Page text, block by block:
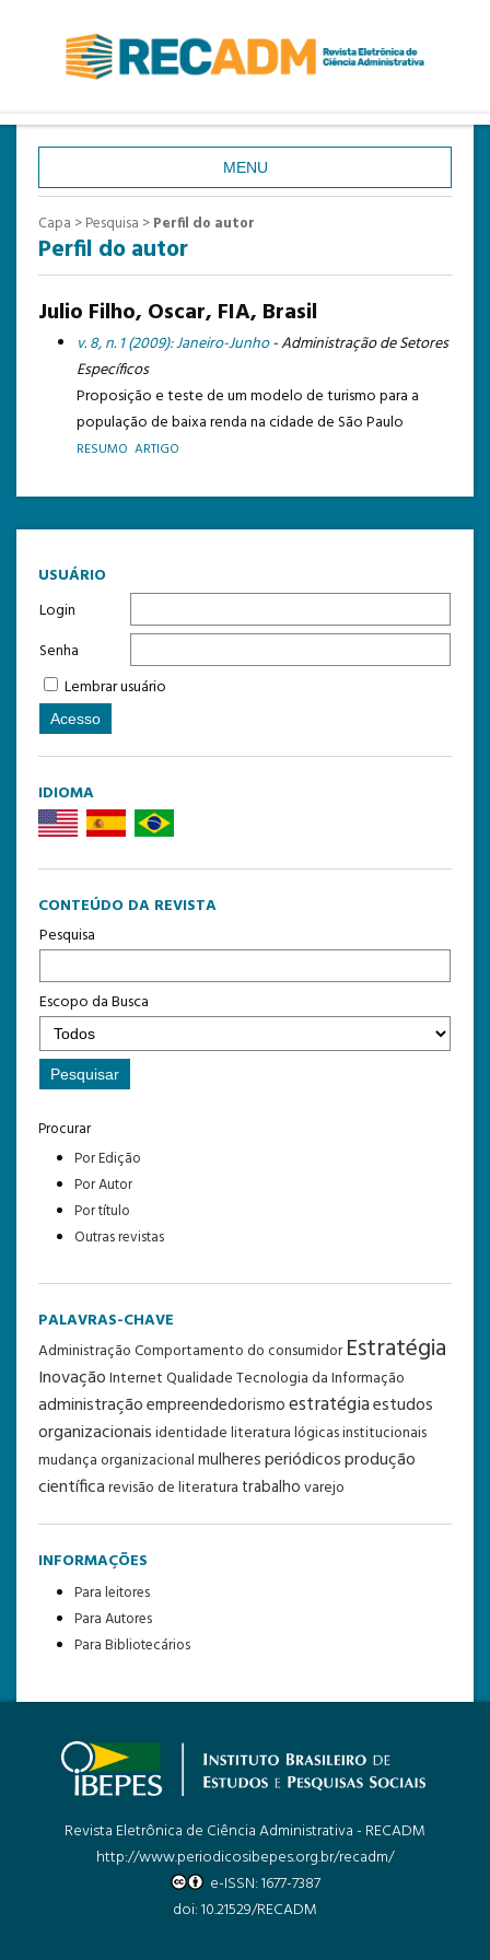
USUÁRIO
Login
Senha
Lembrar usuário
IDIOMA
CONTEÚDO DA REVISTA
Pesquisa
Escopo da Busca
Procurar
Por Edição
Por Autor
Por título
Outras revistas
PALAVRAS-CHAVE
AdministraçãoComportamento do consumidor Estratégia
InovaçãoInternetQualidadeTecnologia da Informação
administraçãoempreendedorismoestratégiaestudos
organizacionaisidentidadeliteraturalógicas institucionais
mudança organizacionalmulheresperiódicosprodução
científicarevisão de literatura trabalhovarejo
INFORMAÇÕES
Para leitores
Para Autores
Para Bibliotecários
MENU
CAPA
SOBRE
CADASTRO
PESQUISA
ATUAL
ANTERIORES
TEMPLATE DE SUBMISSÃO
Capa >Pesquisa >Perfil do autor
Perfil do autor
Julio Filho, Oscar, FIA, Brasil
v. 8, n. 1 (2009): Janeiro-Junho- Administração de Setores
Específicos
Proposição e teste de um modelo de turismo para a
população de baixa renda na cidade de São Paulo
RESUMO ARTIGO
Revista Eletrônica de Ciência Administrativa - RECADM
http://www.periodicosibepes.org.br/recadm/
e-ISSN: 1677-7387
doi: 10.21529/RECADM